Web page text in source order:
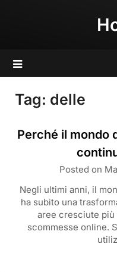
Tag: delle
Perché il mondo
Posted on
Negli ultimi anni, il
ha subito una
aree cresciute più
scommesse online.